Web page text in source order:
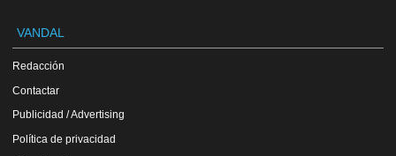
VANDAL
Redacción
Contactar
Publicidad / Advertising
Política de privacidad